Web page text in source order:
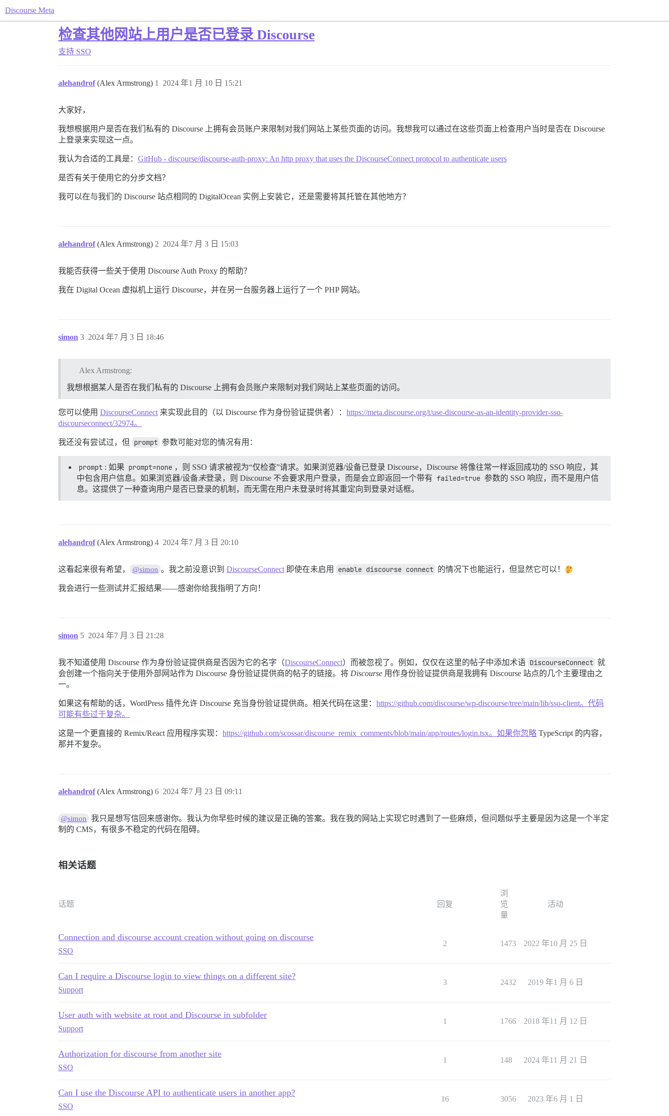
Discourse Meta
检查其他网站上用户是否已登录 Discourse
支持 SSO
alehandrof (Alex Armstrong) 2024 年1 月 10 日 15:21
1
大家好，
我想根据用户是否在我们私有的 Discourse 上拥有会员账户来限制对我们网站上某些页面的访问。我想我可以通过在这些页面上检查用户当时是否在 Discourse
上登录来实现这一点。
我认为合适的工具是： GitHub - discourse/discourse-auth-proxy: An http proxy that uses the DiscourseConnect protocol to authenticate users
是否有关于使用它的分步文档？
我可以在与我们的 Discourse 站点相同的 DigitalOcean 实例上安装它，还是需要将其托管在其他地方？
alehandrof (Alex Armstrong) 2024 年7 月 3 日 15:03
2
我能否获得一些关于使用 Discourse Auth Proxy 的帮助？
我在 Digital Ocean 虚拟机上运行 Discourse，并在另一台服务器上运行了一个 PHP 网站。
simon 2024 年7 月 3 日 18:46
3
Alex Armstrong:
我想根据某人是否在我们私有的 Discourse 上拥有会员账户来限制对我们网站上某些页面的访问。
您可以使用 DiscourseConnect 来实现此目的（以 Discourse 作为身份验证提供者）： https://meta.discourse.org/t/use-discourse-as-an-identity-provider-sso-
discourseconnect/32974。
我还没有尝试过，但 prompt 参数可能对您的情况有用：
prompt : 如果 prompt=none ，则 SSO 请求被视为“仅检查”请求。如果浏览器/设备已登录 Discourse，Discourse 将像往常一样返回成功的 SSO 响应，其
中包含用户信息。如果浏览器/设备未登录，则 Discourse 不会要求用户登录，而是会立即返回一个带有 failed=true 参数的 SSO 响应，而不是用户信
息。这提供了一种查询用户是否已登录的机制，而无需在用户未登录时将其重定向到登录对话框。
alehandrof (Alex Armstrong) 2024 年7 月 3 日 20:10
4
这看起来很有希望， @simon 。我之前没意识到DiscourseConnect 即使在未启用 enable discourse connect 的情况下也能运行，但显然它可以！
我会进行一些测试并汇报结果——感谢你给我指明了方向！
simon 2024 年7 月 3 日 21:28
5
我不知道使用 Discourse 作为身份验证提供商是否因为它的名字（DiscourseConnect）而被忽视了。例如，仅仅在这里的帖子中添加术语 DiscourseConnect 就
会创建一个指向关于使用外部网站作为 Discourse 身份验证提供商的帖子的链接。将 Discourse 用作身份验证提供商是我拥有 Discourse 站点的几个主要理由之
一。
如果这有帮助的话，WordPress 插件允许 Discourse 充当身份验证提供商。相关代码在这里： https://github.com/discourse/wp-discourse/tree/main/lib/sso-client。代码
可能有些过于复杂。
这是一个更直接的 Remix/React 应用程序实现： https://github.com/scossar/discourse_remix_comments/blob/main/app/routes/login.tsx。如果你忽略 TypeScript 的内容，
那并不复杂。
alehandrof (Alex Armstrong) 2024 年7 月 23 日 09:11
6
@simon
我只是想写信回来感谢你。我认为你早些时候的建议是正确的答案。我在我的网站上实现它时遇到了一些麻烦，但问题似乎主要是因为这是一个半定
制的 CMS，有很多不稳定的代码在阻碍。
相关话题
话题 回复
浏
览
量
活动
Connection and discourse account creation without going on discourse
SSO
2 1473 2022 年10 月 25 日
Can I require a Discourse login to view things on a different site?
Support
3 2432 2019 年1 月 6 日
User auth with website at root and Discourse in subfolder
Support
1 1766 2018 年11 月 12 日
Authorization for discourse from another site
SSO
1 148 2024 年11 月 21 日
Can I use the Discourse API to authenticate users in another app?
SSO
16 3056 2023 年6 月 1 日